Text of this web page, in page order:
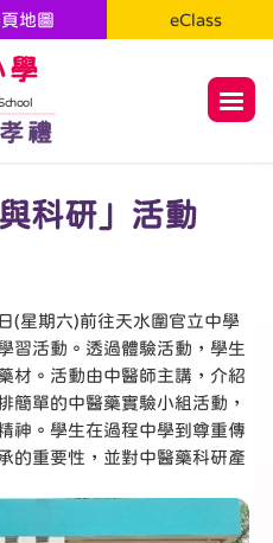
學
禮
地圖 eClass
科研」活動
(星期六)前往天水圍官立中學
習活動。透過體驗活動，學生
材。活動由中醫師主講，介紹
簡單的中醫藥實驗小組活動，
神。學生在過程中學到尊重傳
的重要性，並對中醫藥科研產